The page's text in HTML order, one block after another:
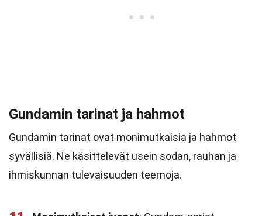
Gundamin tarinat ja hahmot
Gundamin tarinat ovat monimutkaisia ja hahmot
syvällisiä. Ne käsittelevät usein sodan, rauhan ja
ihmiskunnan tulevaisuuden teemoja.